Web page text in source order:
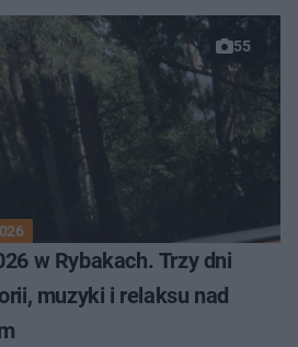
55
w Rybakach. Trzy dni
muzyki i relaksu nad